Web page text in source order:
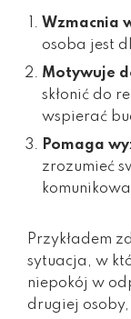
Wzmacnia
osoba jest
Motywuje
skłonić do
wspierać
Pomaga
zrozumieć
Przykładem
sytuacja, w
niepokój w
drugiej